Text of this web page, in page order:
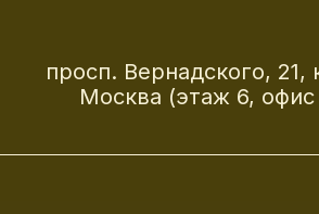
просп. Вернадского, 21,
Москва (этаж 6, офис